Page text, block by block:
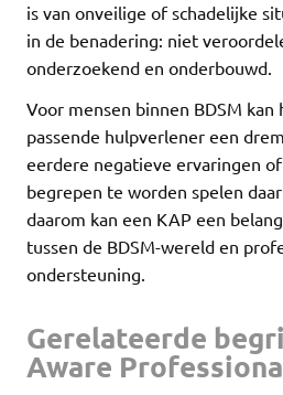
is van onveilige of schadelijke
in de benadering: niet
onderzoekend en onderbouwd.
Voor mensen binnen BDSM kan
passende hulpverlener een
eerdere negatieve ervaringen
begrepen te worden spelen
daarom kan een KAP een
tussen de BDSM-wereld en
ondersteuning.
Gerelateerde
Aware